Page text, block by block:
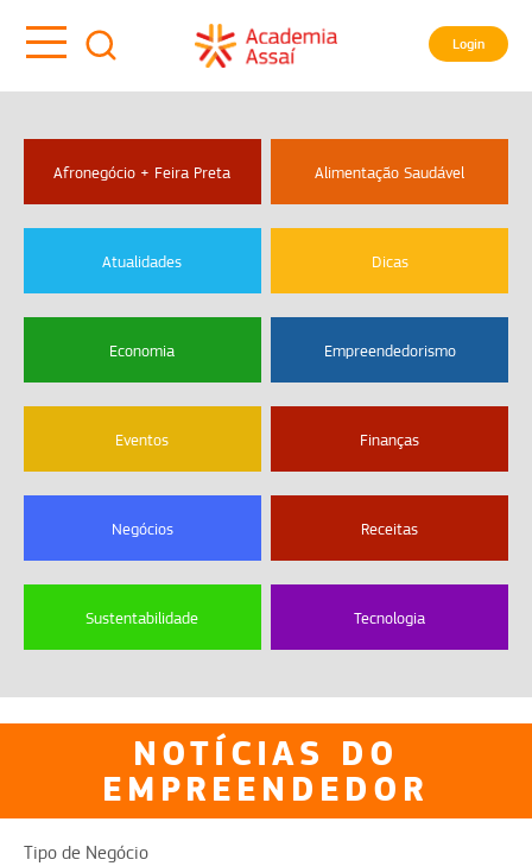
Login
Afronegócio + Feira Preta Alimentação Saudável
Atualidades Dicas
Economia Empreendedorismo
Eventos Finanças
Negócios Receitas
Sustentabilidade Tecnologia
NOTÍCIAS DO
EMPREENDEDOR
Tipo de Negócio